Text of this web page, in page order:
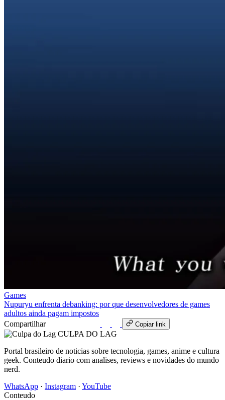
Games
Nupuryu enfrenta debanking: por que desenvolvedores de games
adultos ainda pagam impostos
Compartilhar
Copiar link
CULPA DO LAG
Portal brasileiro de noticias sobre tecnologia, games, anime e cultura
geek. Conteudo diario com analises, reviews e novidades do mundo
nerd.
WhatsApp · Instagram · YouTube
Conteudo